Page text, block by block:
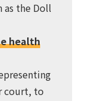
as the Doll
health
court, to